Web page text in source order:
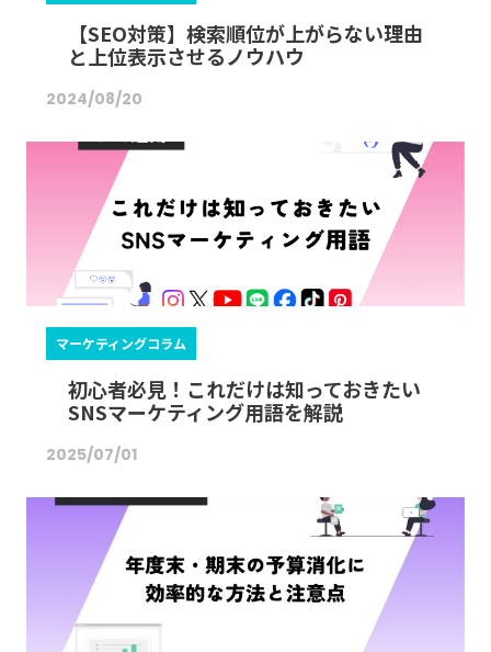
【SEO対策】検索順位が上がらない理由
と上位表示させるノウハウ
2024/08/20
マーケティングコラム
初心者必見！これだけは知っておきたい
SNSマーケティング用語を解説
2025/07/01